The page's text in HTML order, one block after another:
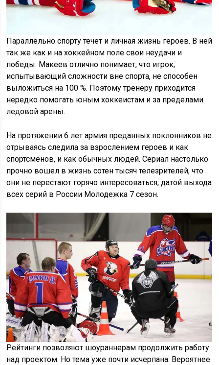
Параллельно спорту течет и личная жизнь героев. В ней
так же как и на хоккейном поле свои неудачи и
победы. Макеев отлично понимает, что игрок,
испытывающий сложности вне спорта, не способен
выложиться на 100 %. Поэтому тренеру приходится
нередко помогать юным хоккеистам и за пределами
ледовой арены.
На протяжении 6 лет армия преданных поклонников не
отрываясь следила за взрослением героев и как
спортсменов, и как обычных людей. Сериал настолько
прочно вошел в жизнь сотен тысяч телезрителей, что
они не перестают горячо интересоваться, датой выхода
всех серий в России Молодежка 7 сезон.
Рейтинги позволяют шоураннерам продолжить работу
над проектом. Но тема уже почти исчерпана. Вероятнее